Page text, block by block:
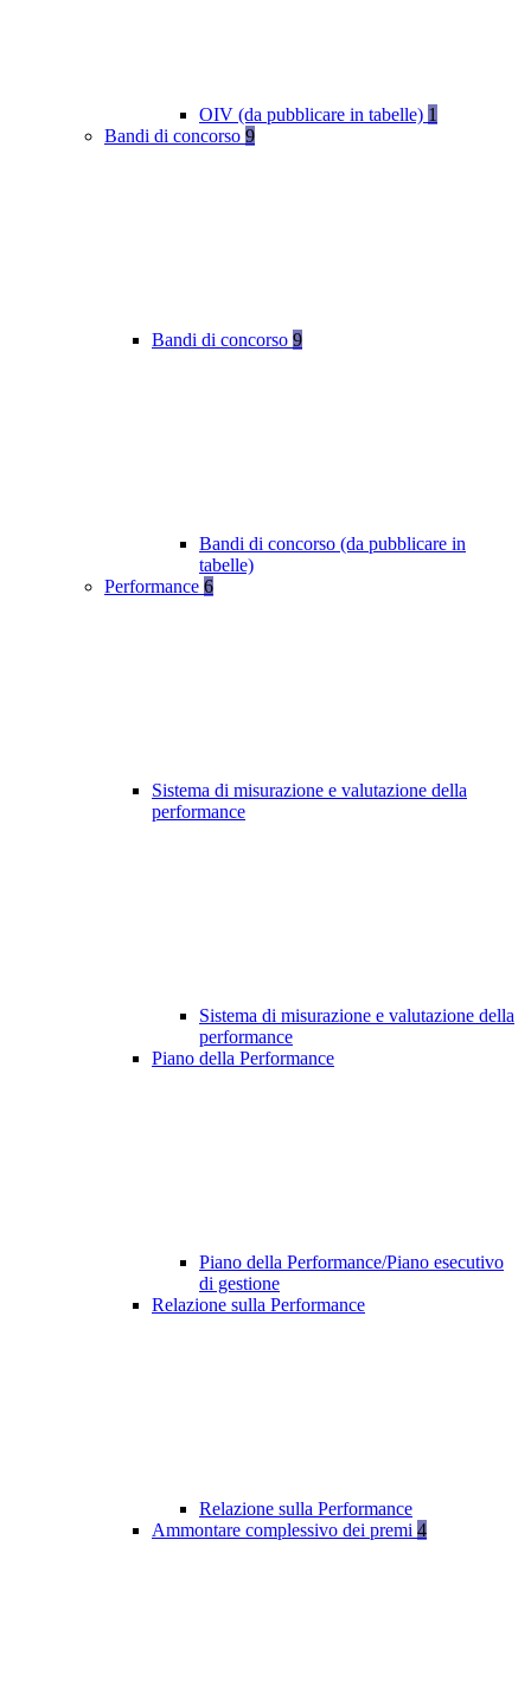
OIV (da pubblicare in tabelle) 1
Bandi di concorso 9
Bandi di concorso 9
Bandi di concorso (da pubblicare in
tabelle)
Performance 6
Sistema di misurazione e valutazione della
performance
Sistema di misurazione e valutazione della
performance
Piano della Performance
Piano della Performance/Piano esecutivo
di gestione
Relazione sulla Performance
Relazione sulla Performance
Ammontare complessivo dei premi 4